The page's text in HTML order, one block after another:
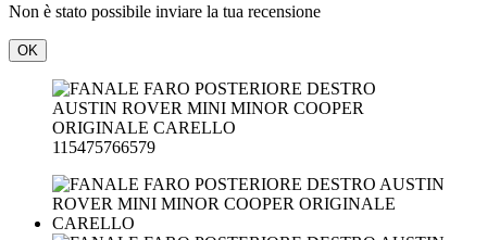
Non è stato possibile inviare la tua recensione
OK
115475766579